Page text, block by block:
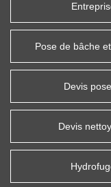
Pose de bâche
Devis
Devis